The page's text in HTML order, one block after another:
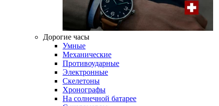
Дорогие часы
Умные
Механические
Противоударные
Электронные
Скелетоны
Хронографы
На солнечной батарее